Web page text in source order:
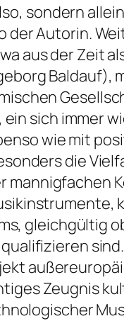
sondern
Autorin.
aus der Zeit
Baldauf),
sich immer
wie mit
die
mannigfachen
gleichgültig
Zeugnis